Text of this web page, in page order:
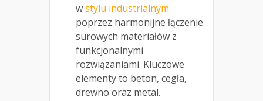
wstylu industrialnym
poprzez harmonijne łączenie
surowych materiałów z
funkcjonalnymi
rozwiązaniami. Kluczowe
elementy to beton, cegła,
drewno oraz metal.